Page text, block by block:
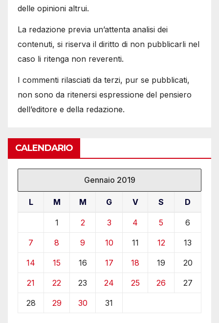
delle opinioni altrui.
La redazione previa un’attenta analisi dei
contenuti, si riserva il diritto di non pubblicarli nel
caso li ritenga non reverenti.
I commenti rilasciati da terzi, pur se pubblicati,
non sono da ritenersi espressione del pensiero
dell’editore e della redazione.
CALENDARIO
Gennaio 2019
L M M G V S D
1 2 3 4 5 6
7 8 9 10 11 12 13
14 15 16 17 18 19 20
21 22 23 24 25 26 27
28 29 30 31